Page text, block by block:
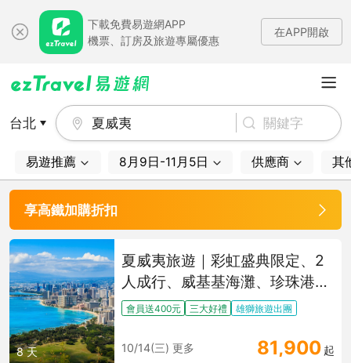
下載免費易遊網APP
機票、訂房及旅遊專屬優惠
在APP開啟
台北 夏威夷
易遊推薦 8月9日-11月5日 供應商 其
享高鐵加購折扣
8 天
夏威夷旅遊｜彩虹盛典限定、2
人成行、威基基海灘、珍珠港、
檀香山之星晚宴、關島轉機半自
會員送400元 三大好禮 雄獅旅遊出團
10/14(三) 更多 81,900 起